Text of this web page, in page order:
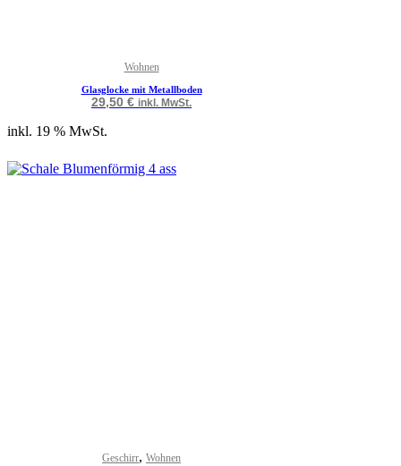
Wohnen
Glasglocke mit Metallboden
29,50 € inkl. MwSt.
inkl. 19 % MwSt.
Geschirr, Wohnen